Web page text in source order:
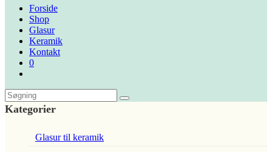
Forside
Shop
Glasur
Keramik
Kontakt
0
Kategorier
Glasur til keramik